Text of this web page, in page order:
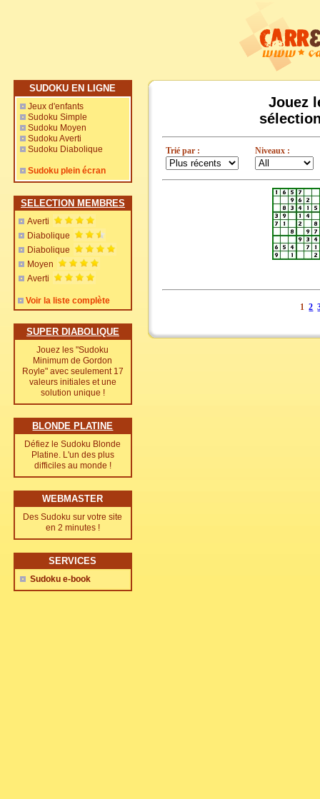
SUDOKU EN LIGNE
Jeux d'enfants
Sudoku Simple
Sudoku Moyen
Sudoku Averti
Sudoku Diabolique
Sudoku plein écran
SELECTION MEMBRES
Averti
Diabolique
Diabolique
Moyen
Averti
Voir la liste complète
SUPER DIABOLIQUE
Jouez les "Sudoku
Minimum de Gordon
Royle" avec seulement 17
valeurs initiales et une
solution unique !
BLONDE PLATINE
Défiez le Sudoku Blonde
Platine. L'un des plus
difficiles au monde !
WEBMASTER
Des Sudoku sur votre site
en 2 minutes !
SERVICES
Sudoku e-book
Jouez
Trié par : Niveaux :
12